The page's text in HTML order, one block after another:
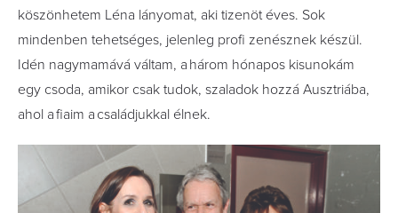
köszönhetem Léna lányomat, aki tizenöt éves. Sok
mindenben tehetséges, jelenleg profi zenésznek készül.
Idén nagymamává váltam, a három hónapos kisunokám
egy csoda, amikor csak tudok, szaladok hozzá Ausztriába,
ahol a ­fiaim a családjukkal élnek.